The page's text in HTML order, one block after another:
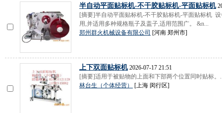
半自动平面贴标机-不干胶贴标机-平面贴标机
[摘要]半自动平面贴标机-不干胶贴标机-平面贴标机
用,并适用多种规格瓶子及盖子,适用范围广。 &n...
郑州群火机械设备有限公司 [河南 郑州市]
上下双面贴标机2026-07-17 21:51
[摘要]适用于被贴物的上面和下部两个位置同时贴标。
林台生（个体经营）
[上海 闵行区]